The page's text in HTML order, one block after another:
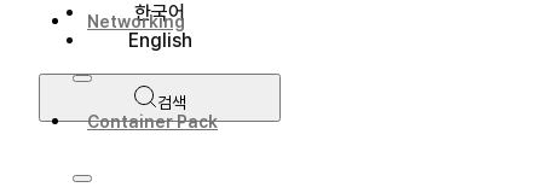
한국어
English
검색
Networking
Container Pack